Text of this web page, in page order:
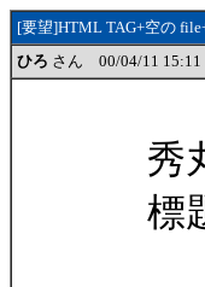
[要望]HTML TAG+空の
ひろ さん 00/04/11 15:11
秀
標